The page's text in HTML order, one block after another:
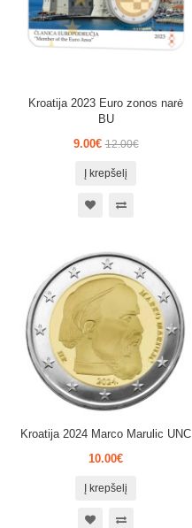
Kroatija 2023 Euro zonos narė
BU
9.00€ 12.00€
Į krepšelį
Kroatija 2024 Marco Marulic UNC
10.00€
Į krepšelį